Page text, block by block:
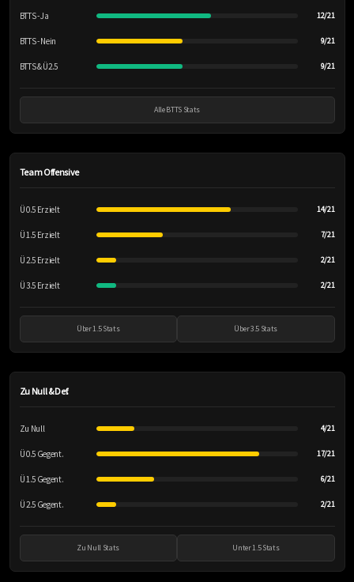
BTTS - Ja 12/21
BTTS - Nein 9/21
BTTS & Ü2.5 9/21
Alle BTTS Stats
Team Offensive
Ü 0.5 Erzielt 14/21
Ü 1.5 Erzielt 7/21
Ü 2.5 Erzielt 2/21
Ü 3.5 Erzielt 2/21
Über 1.5 Stats Über 3.5 Stats
Zu Null & Def.
Zu Null 4/21
Ü 0.5 Gegent. 17/21
Ü 1.5 Gegent. 6/21
Ü 2.5 Gegent. 2/21
Zu Null Stats Unter 1.5 Stats